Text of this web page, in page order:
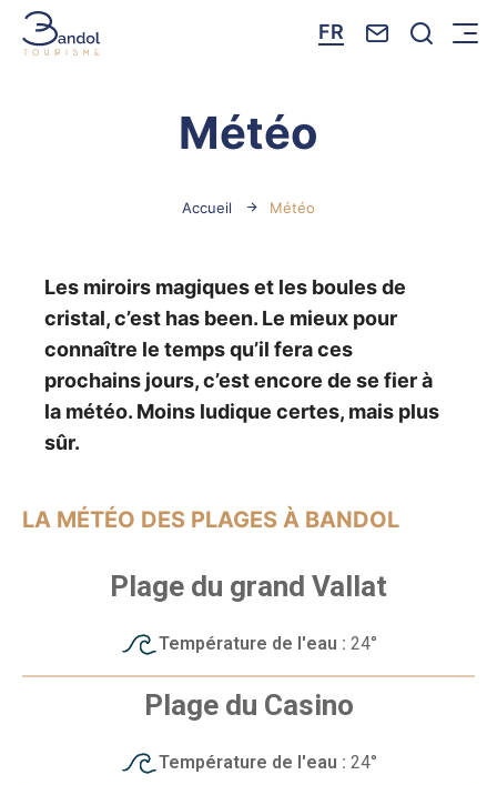
FR Nous Je
Menu
Météo
Accueil Météo
Les miroirs magiques et les boules de
cristal, c’est has been. Le mieux pour
connaître le temps qu’il fera ces
prochains jours, c’est encore de se fier à
la météo. Moins ludique certes, mais plus
sûr.
LA MÉTÉO DES PLAGES À BANDOL